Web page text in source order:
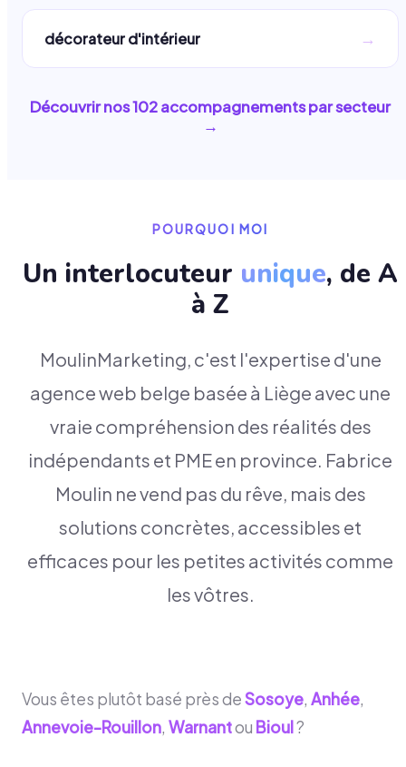
décorateur d'intérieur →
Découvrir nos102accompagnements par secteur
→
POURQUOI MOI
Un interlocuteur unique, de A
à Z
MoulinMarketing, c'est l'expertise d'une
agence web belge basée à Liège avec une
vraie compréhension des réalités des
indépendants et PME en province. Fabrice
Moulin ne vend pas du rêve, mais des
solutions concrètes, accessibles et
efficaces pour les petites activités comme
les vôtres.
Vous êtes plutôt basé près deSosoye, Anhée,
Annevoie-Rouillon, Warnantou Bioul?